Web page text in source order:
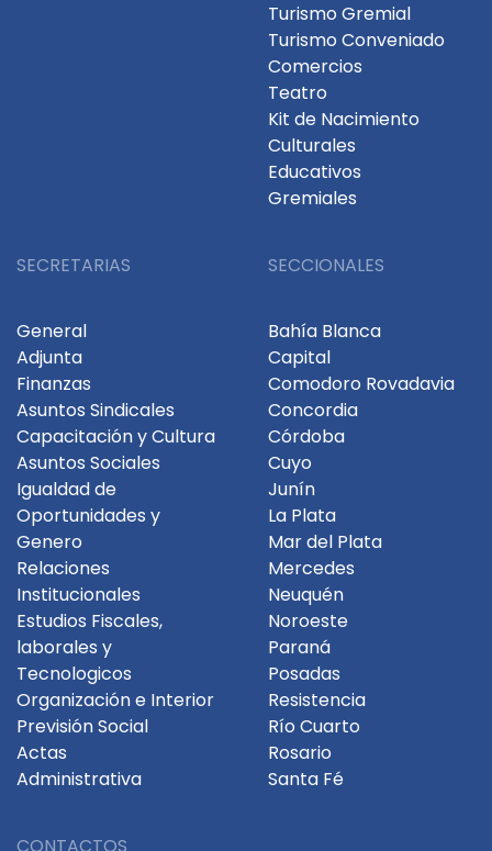
Turismo Gremial
Turismo Conveniado
Comercios
Teatro
Kit de Nacimiento
Culturales
Educativos
Gremiales
SECRETARIAS
General
Adjunta
Finanzas
Asuntos Sindicales
Capacitación y Cultura
Asuntos Sociales
Igualdad de
Oportunidades y
Genero
Relaciones
Institucionales
Estudios Fiscales,
laborales y
Tecnologicos
Organización e Interior
Previsión Social
Actas
Administrativa
SECCIONALES
Bahía Blanca
Capital
Comodoro Rovadavia
Concordia
Córdoba
Cuyo
Junín
La Plata
Mar del Plata
Mercedes
Neuquén
Noroeste
Paraná
Posadas
Resistencia
Río Cuarto
Rosario
Santa Fé